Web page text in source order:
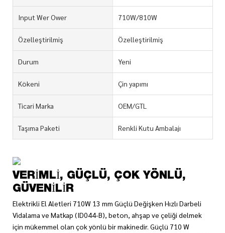
Input Wer Ower 710W/810W
Özelleştirilmiş Özelleştirilmiş
Durum Yeni
Kökeni Çin yapımı
Ticari Marka OEM/GTL
Taşıma Paketi Renkli Kutu Ambalajı
VERIMLI, GÜÇLÜ, ÇOK YÖNLÜ,
GÜVENILIR
Elektrikli El Aletleri 710W 13 mm Güçlü Değişken Hızlı Darbeli
Vidalama ve Matkap (ID044-B), beton, ahşap ve çeliği delmek
için mükemmel olan çok yönlü bir makinedir. Güçlü 710 W